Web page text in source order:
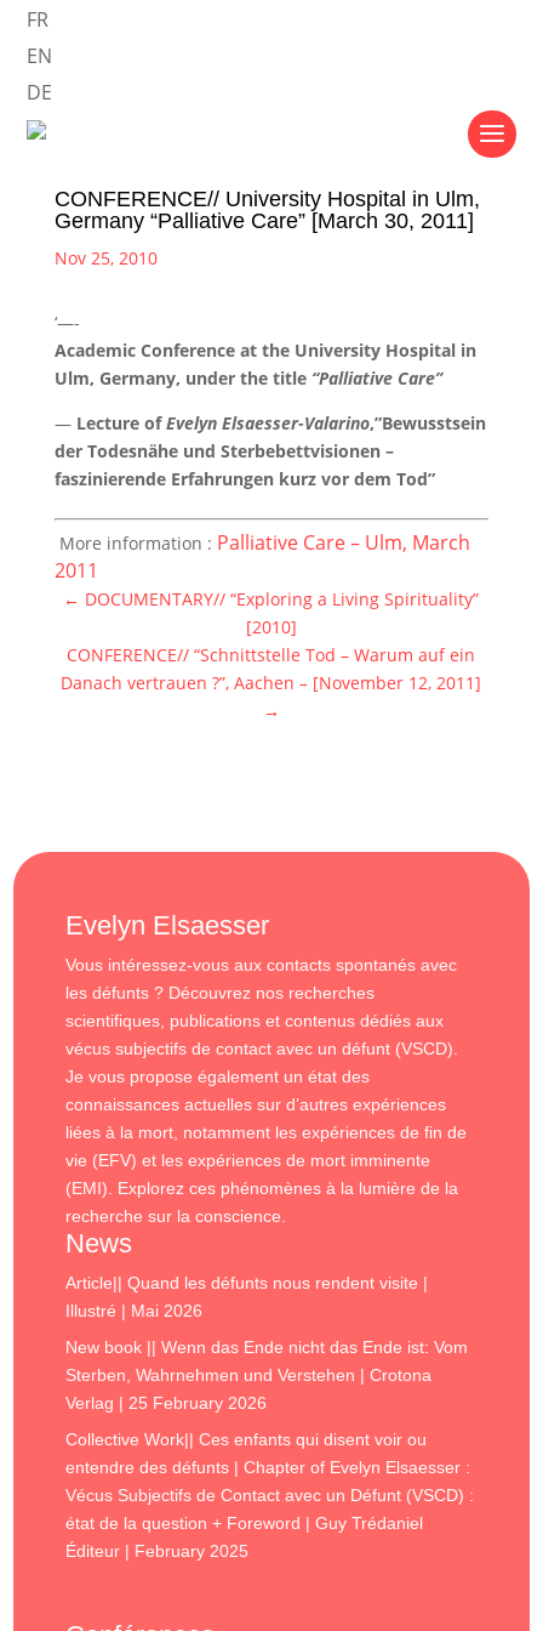
FR
EN
DE
CONFERENCE// University Hospital in Ulm,
Germany “Palliative Care” [March 30, 2011]
Nov 25, 2010
‘—-
Academic Conference at the University Hospital in
Ulm, Germany, under the title “Palliative Care”
— Lecture ofEvelyn Elsaesser-Valarino,”Bewusstsein
der Todesnähe und Sterbebettvisionen –
faszinierende Erfahrungen kurz vor dem Tod”
More information : Palliative Care – Ulm, March
2011
← DOCUMENTARY// “Exploring a Living Spirituality”
[2010]
CONFERENCE// “Schnittstelle Tod – Warum auf ein
Danach vertrauen ?”, Aachen – [November 12, 2011]
→
Evelyn Elsaesser
Vous intéressez-vous aux contacts spontanés avec
les défunts ? Découvrez nos recherches
scientifiques, publications et contenus dédiés aux
vécus subjectifs de contact avec un défunt (VSCD).
Je vous propose également un état des
connaissances actuelles sur d’autres expériences
liées à la mort, notamment les expériences de fin de
vie (EFV) et les expériences de mort imminente
(EMI). Explorez ces phénomènes à la lumière de la
recherche sur la conscience.
News
Article|| Quand les défunts nous rendent visite |
Illustré | Mai 2026
New book || Wenn das Ende nicht das Ende ist: Vom
Sterben, Wahrnehmen und Verstehen | Crotona
Verlag | 25 February 2026
Collective Work|| Ces enfants qui disent voir ou
entendre des défunts | Chapter of Evelyn Elsaesser :
Vécus Subjectifs de Contact avec un Défunt (VSCD) :
état de la question + Foreword | Guy Trédaniel
Éditeur | February 2025